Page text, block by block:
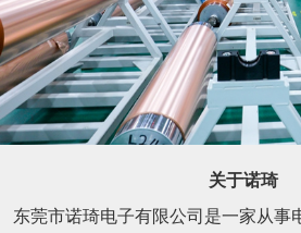
关于诺琦
东莞市诺琦电子有限公司是一家从事